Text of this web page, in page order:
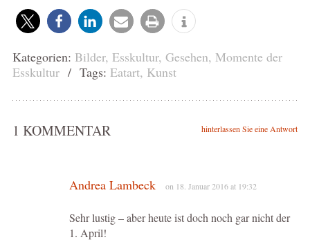
Kategorien: Bilder, Esskultur, Gesehen, Momente der
Esskultur/ Tags: Eatart, Kunst
hinterlassen Sie eine Antwort
1 KOMMENTAR
Andrea Lambeck on 18. Januar 2016 at 19:32
Sehr lustig – aber heute ist doch noch gar nicht der
1. April!